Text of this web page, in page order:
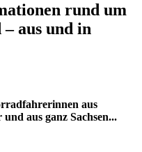
rund um
aus und in
aus
aus ganz Sachsen...